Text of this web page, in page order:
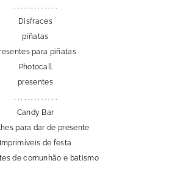
. . . . . . . . . . . . .
Disfraces
piñatas
para piñatas
Photocall
presentes
. . . . . . . . . . . . .
Candy Bar
para dar de presente
Imprimíveis de festa
de comunhão e batismo